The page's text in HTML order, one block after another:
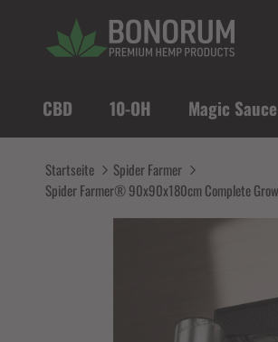
CBD 10-OH Magic Sauce
Startseite
Spider Farmer
Spider Farmer® 90x90x180cm Complete